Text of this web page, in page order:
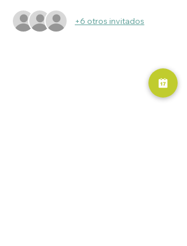
+6 otros invitados